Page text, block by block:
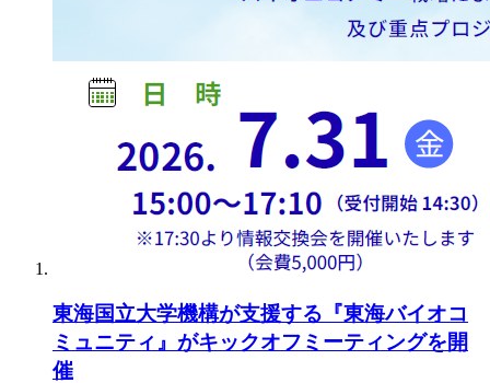
東海国立大学機構が支援する『東海バイオコ
ミュニティ』がキックオフミーティングを開
催